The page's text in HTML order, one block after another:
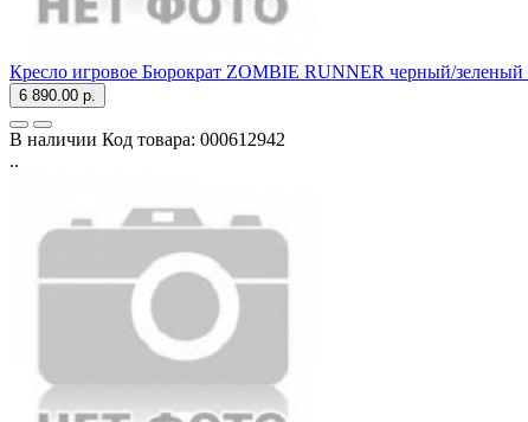
Кресло игровое Бюрократ ZOMBIE RUNNER черный/зеленый
6 890.00 р.
В наличии Код товара: 000612942
..